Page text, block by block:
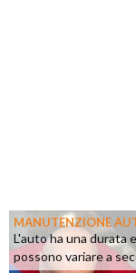
MANUTENZIONE
L'auto ha una durata
possono variare a